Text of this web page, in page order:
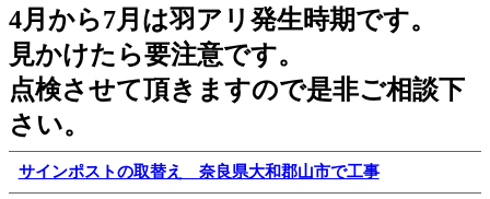
4月から7月は羽アリ発生時期です。
見かけたら要注意です。
点検させて頂きますので是非ご相談下
さい。
サインポストの取替え 奈良県大和郡山市で工事